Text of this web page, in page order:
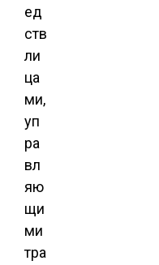
ед
ств
ли
ца
ми,
уп
ра
вл
яю
щи
ми
тра